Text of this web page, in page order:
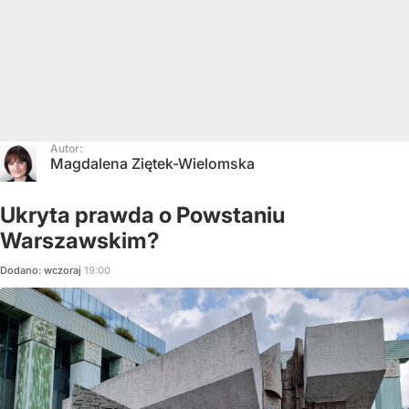
Autor:
Magdalena Ziętek-Wielomska
Ukryta prawda o Powstaniu
Warszawskim?
Dodano: wczoraj 19:00